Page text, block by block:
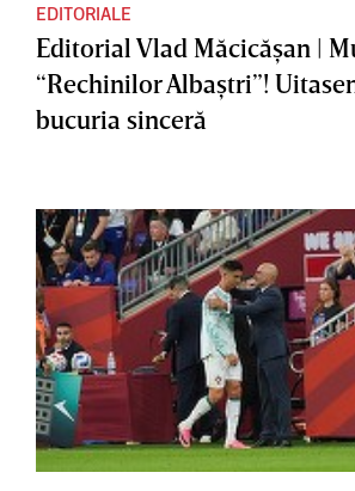
EDITORIALE
Editorial Vlad Măcicăşan |
“Rechinilor Albaştri”!
bucuria sinceră